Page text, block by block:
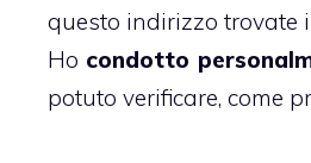
questo indirizzo trovate
Ho condotto
potuto verificare, come